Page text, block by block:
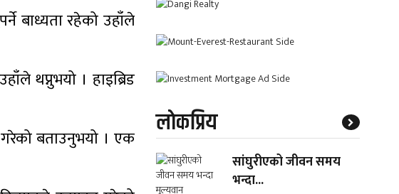
बाध्यता रहेको उहाँले
थप्नुभयो । हाइब्रिड
बताउनुभयो । एक
लाेकप्रिय
सांघुरीएको जीवन समय
भन्दा...